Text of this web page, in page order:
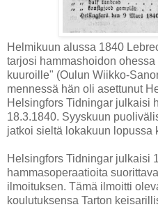
Helmikuun alussa 1840
tarjosi hammashoidon
kuuroille" (Oulun Wiikko-
mennessä hän oli asettunut
Helsingfors Tidningar julkaisi
18.3.1840. Syyskuun
jatkoi sieltä lokakuun lopussa
Helsingfors Tidningar julkaisi
hammasoperaatioita
ilmoituksen. Tämä ilmoitti
koulutuksensa Tarton